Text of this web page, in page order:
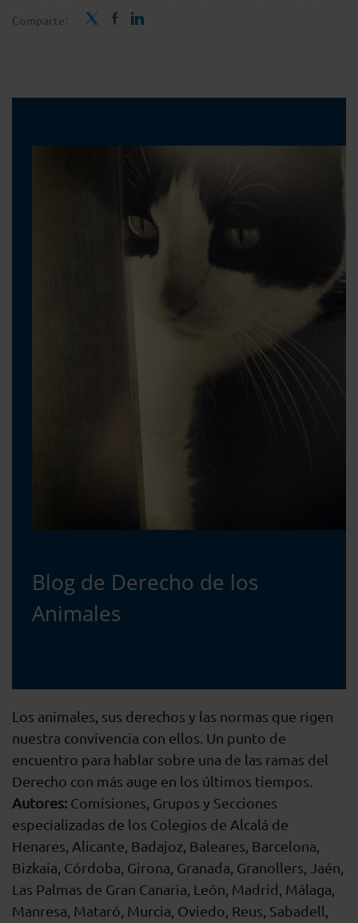
Comparte:
Blog de Derecho de los
Animales
Los animales, sus derechos y las normas que rigen
nuestra convivencia con ellos. Un punto de
encuentro para hablar sobre una de las ramas del
Derecho con más auge en los últimos tiempos.
Autores: Comisiones, Grupos y Secciones
especializadas de los Colegios de Alcalá de
Henares, Alicante, Badajoz, Baleares, Barcelona,
Bizkaia, Córdoba, Girona, Granada, Granollers, Jaén,
Las Palmas de Gran Canaria, León, Madrid, Málaga,
Manresa, Mataró, Murcia, Oviedo, Reus, Sabadell,